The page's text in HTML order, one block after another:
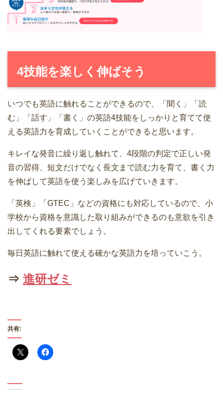
4技能を楽しく伸ばそう
いつでも英語に触れることができるので、「聞く」「読
む」「話す」「書く」の英語4技能をしっかりと育てて使
える英語力を育成していくことができると思います。
キレイな発音に繰り返し触れて、4段階の判定で正しい発
音の習得、短文だけでなく長文まで読む力を育て、書く力
を伸ばして英語を使う楽しみを広げていきます。
「英検」「GTEC」などの資格にも対応しているので、小
学校から資格を意識した取り組みができるのも意欲を引き
出してくれる要素でしょう。
毎日英語に触れて使える確かな英語力を培っていこう。
⇒ 進研ゼミ
共有: